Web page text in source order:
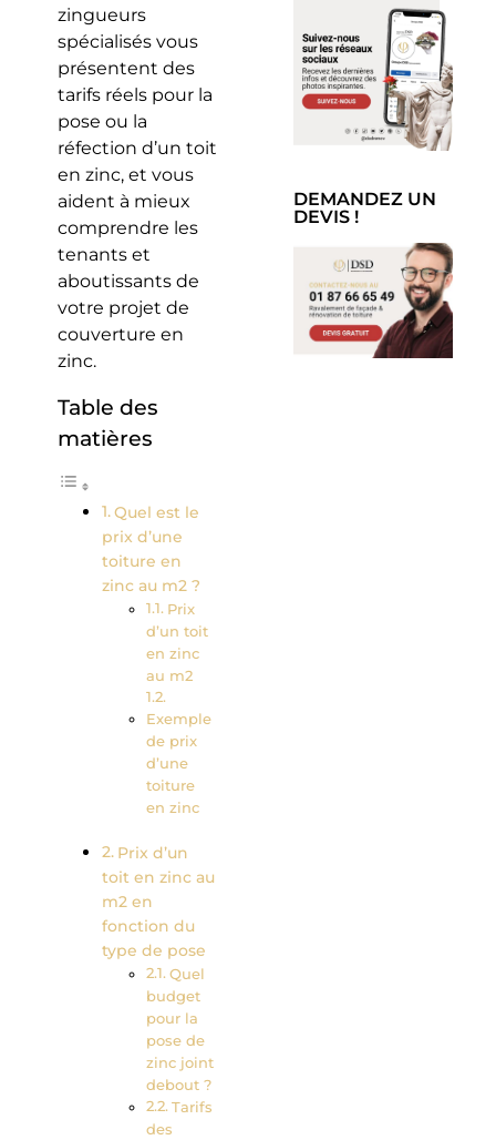
zingueurs
spécialisés vous
présentent des
tarifs réels pour la
pose ou la
réfection d’un toit
en zinc, et vous
aident à mieux
comprendre les
tenants et
aboutissants de
votre projet de
couverture en
zinc.
Table des
matières
Quel est le
prix d’une
toiture en
zinc au m2 ?
Prix
d’un toit
en zinc
au m2
Exemple
de prix
d’une
toiture
en zinc
Prix d’un
toit en zinc au
m2 en
fonction du
type de pose
Quel
budget
pour la
pose de
zinc joint
debout ?
Tarifs
des
DEMANDEZ UN
DEVIS !